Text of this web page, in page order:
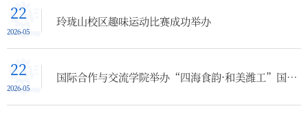
22
2026-05
玲珑山校区趣味运动比赛成功举办
22
2026-05
国际合作与交流学院举办“四海食韵·和美潍工”国际美食文化艺术节